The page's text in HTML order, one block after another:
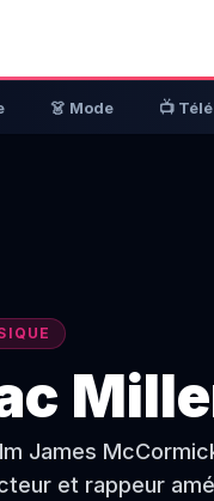
👗 Mode 📺 Télé
James
et rappeur